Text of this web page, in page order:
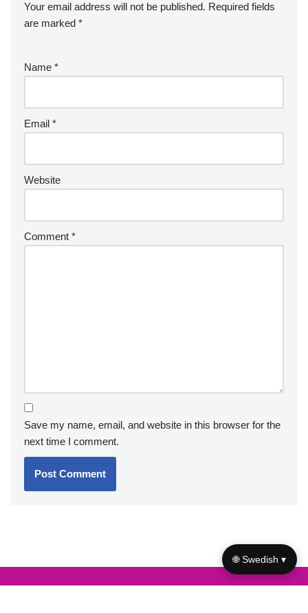
Your email address will not be published. Required fields
are marked *
Name *
Email *
Website
Comment *
Save my name, email, and website in this browser for the
next time I comment.
🌐 Swedish ▾